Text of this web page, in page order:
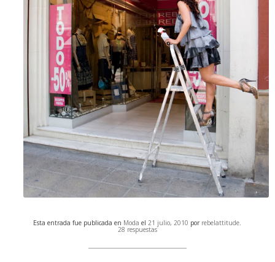
Esta entrada fue publicada en Moda el21 julio, 2010 por rebelattitude.
28 respuestas